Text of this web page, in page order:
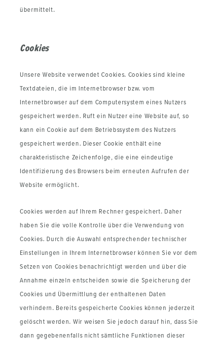
übermittelt.
Cookies
Unsere Website verwendet Cookies. Cookies sind kleine
Textdateien, die im Internetbrowser bzw. vom
Internetbrowser auf dem Computersystem eines Nutzers
gespeichert werden. Ruft ein Nutzer eine Website auf, so
kann ein Cookie auf dem Betriebssystem des Nutzers
gespeichert werden. Dieser Cookie enthält eine
charakteristische Zeichenfolge, die eine eindeutige
Identifizierung des Browsers beim erneuten Aufrufen der
Website ermöglicht.
Cookies werden auf Ihrem Rechner gespeichert. Daher
haben Sie die volle Kontrolle über die Verwendung von
Cookies. Durch die Auswahl entsprechender technischer
Einstellungen in Ihrem Internetbrowser können Sie vor dem
Setzen von Cookies benachrichtigt werden und über die
Annahme einzeln entscheiden sowie die Speicherung der
Cookies und Übermittlung der enthaltenen Daten
verhindern. Bereits gespeicherte Cookies können jederzeit
gelöscht werden. Wir weisen Sie jedoch darauf hin, dass Sie
dann gegebenenfalls nicht sämtliche Funktionen dieser